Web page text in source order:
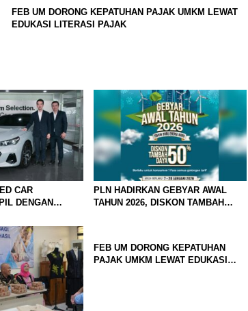
FEB UM DORONG KEPATUHAN PAJAK UMKM LEWAT
EDUKASI LITERASI PAJAK
CAR
DENGAN
DENGAN
PLN HADIRKAN GEBYAR AWAL
TAHUN 2026, DISKON TAMBAH
FEB UM DORONG KEPATUHAN
PAJAK UMKM LEWAT EDUKASI